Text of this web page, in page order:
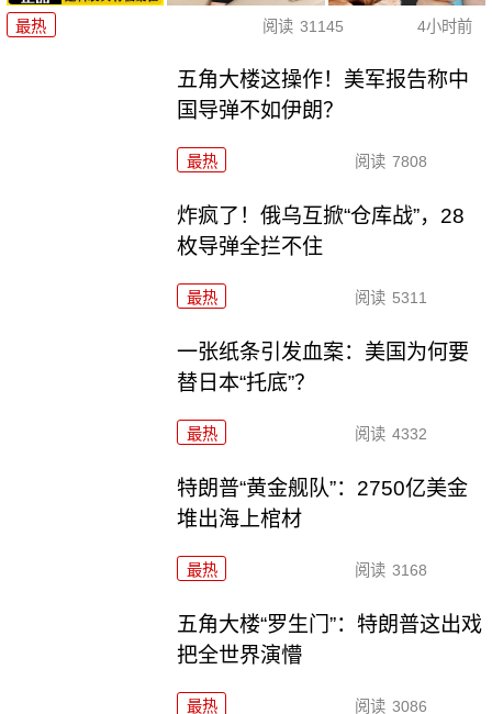
最热 阅读 31145 4小时前
五角大楼这操作！美军报告称中
国导弹不如伊朗？
最热 阅读 7808
炸疯了！俄乌互掀“仓库战”，28
枚导弹全拦不住
最热 阅读 5311
一张纸条引发血案：美国为何要
替日本“托底”？
最热 阅读 4332
特朗普“黄金舰队”：2750亿美金
堆出海上棺材
最热 阅读 3168
五角大楼“罗生门”：特朗普这出戏
把全世界演懵
最热 阅读 3086